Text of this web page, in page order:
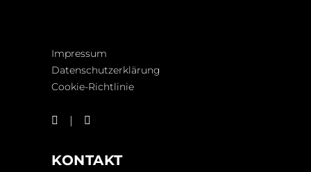
Impressum
Datenschutzerklärung
Cookie-Richtlinie
KONTAKT